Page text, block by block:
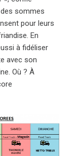
des sommes
pour leurs
En
à fidéliser
avec son
Où ? À